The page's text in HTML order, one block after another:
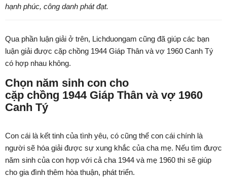
hạnh phúc, công danh phát đạt.
Qua phần luận giải ở trên, Lichduongam cũng đã giúp các bạn
luận giải được cặp chồng 1944 Giáp Thân và vợ 1960 Canh Tý
có hợp nhau không.
Chọn năm sinh con cho
cặp chồng 1944 Giáp Thân và vợ 1960
Canh Tý
Con cái là kết tinh của tình yêu, có cũng thể con cái chính là
người sẽ hóa giải được sự xung khắc của cha mẹ. Nếu tìm được
năm sinh của con hợp với cả cha 1944 và mẹ 1960 thì sẽ giúp
cho gia đình thêm hòa thuận, phát triển.